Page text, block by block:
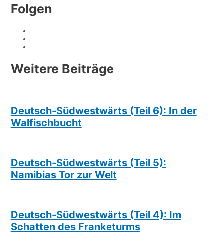
Folgen
Weitere Beiträge
Deutsch-Südwestwärts (Teil 6): In der
Walfischbucht
Deutsch-Südwestwärts (Teil 5):
Namibias Tor zur Welt
Deutsch-Südwestwärts (Teil 4): Im
Schatten des Franketurms